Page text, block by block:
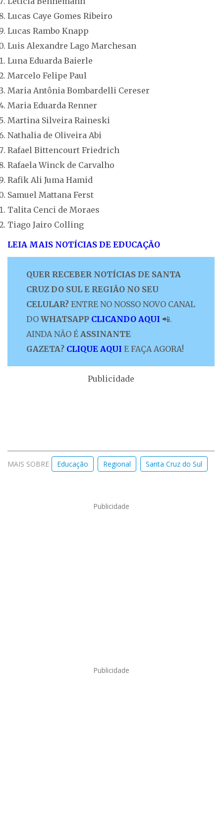
Lucas Caye Gomes Ribeiro
Lucas Rambo Knapp
Luis Alexandre Lago Marchesan
Luna Eduarda Baierle
Marcelo Felipe Paul
Maria Antônia Bombardelli Cereser
Maria Eduarda Renner
Martina Silveira Raineski
Nathalia de Oliveira Abi
Rafael Bittencourt Friedrich
Rafaela Winck de Carvalho
Rafik Ali Juma Hamid
Samuel Mattana Ferst
Talita Cenci de Moraes
Tiago Jairo Colling
LEIA MAIS NOTÍCIAS DE EDUCAÇÃO
QUER RECEBER NOTÍCIAS DE SANTA
CRUZ DO SUL E REGIÃO NO SEU
CELULAR? ENTRE NO NOSSO NOVO CANAL
DO WHATSAPP CLICANDO AQUI 📲.
AINDA NÃO É ASSINANTE
GAZETA? CLIQUE AQUI E FAÇA AGORA!
Publicidade
MAIS SOBRE Educação Regional Santa Cruz do Sul
Publicidade
Publicidade